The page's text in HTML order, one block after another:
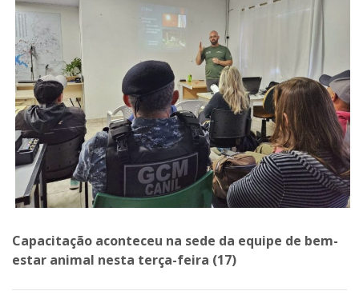
Capacitação aconteceu na sede da equipe de bem-
estar animal nesta terça-feira (17)